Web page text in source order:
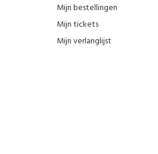
Mijn bestellingen
Mijn tickets
Mijn verlanglijst